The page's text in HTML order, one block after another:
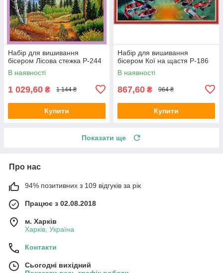
Набір для вишивання
бісером Лісова стежка Р-244
В наявності
1 029,60 ₴ 1 144 ₴
Купити
Набір для вишивання
бісером Кої на щастя Р-186
В наявності
867,60 ₴ 964 ₴
Купити
Показати ще
Про нас
94% позитивних з 109 відгуків за рік
Працює з 02.08.2018
м. Харків
Харків, Україна
Контакти
Сьогодні вихідний